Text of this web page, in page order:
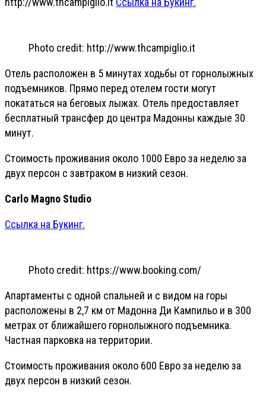
Photo credit: http://www.thcampiglio.it
Отель расположен в 5 минутах ходьбы от горнолыжных
подъемников. Прямо перед отелем гости могут
покататься на беговых лыжах. Отель предоставляет
бесплатный трансфер до центра Мадонны каждые 30
минут.
Стоимость проживания около 1000 Евро за неделю за
двух персон с завтраком в низкий сезон.
Carlo Magno Studio
Ссылка на Букинг.
Photo credit: https://www.booking.com/
Апартаменты с одной спальней и с видом на горы
расположены в 2,7 км от Мадонна Ди Кампильо и в 300
метрах от ближайшего горнолыжного подъемника.
Частная парковка на территории.
Стоимость проживания около 600 Евро за неделю за
двух персон в низкий сезон.